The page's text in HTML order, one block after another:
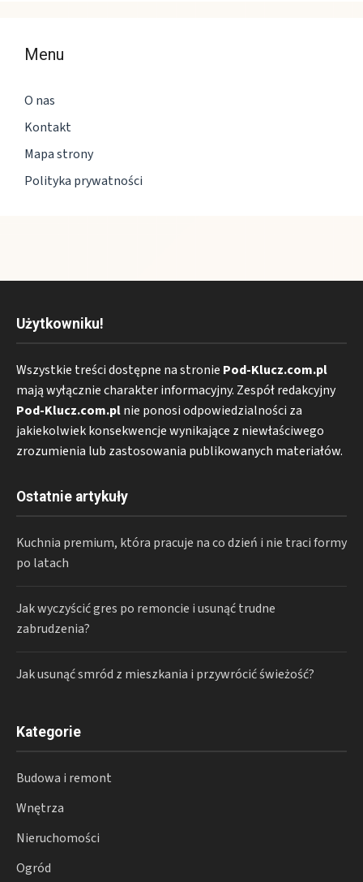
Menu
O nas
Kontakt
Mapa strony
Polityka prywatności
Użytkowniku!
Wszystkie treści dostępne na stronie Pod-Klucz.com.pl
mają wyłącznie charakter informacyjny. Zespół redakcyjny
Pod-Klucz.com.plnie ponosi odpowiedzialności za
jakiekolwiek konsekwencje wynikające z niewłaściwego
zrozumienia lub zastosowania publikowanych materiałów.
Ostatnie artykuły
Kuchnia premium, która pracuje na co dzień i nie traci formy
po latach
Jak wyczyścić gres po remoncie i usunąć trudne
zabrudzenia?
Jak usunąć smród z mieszkania i przywrócić świeżość?
Kategorie
Budowa i remont
Wnętrza
Nieruchomości
Ogród